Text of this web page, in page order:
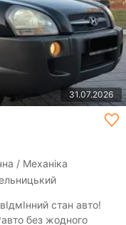
31.07.2026
/ Механіка
стан авто!
без жодного